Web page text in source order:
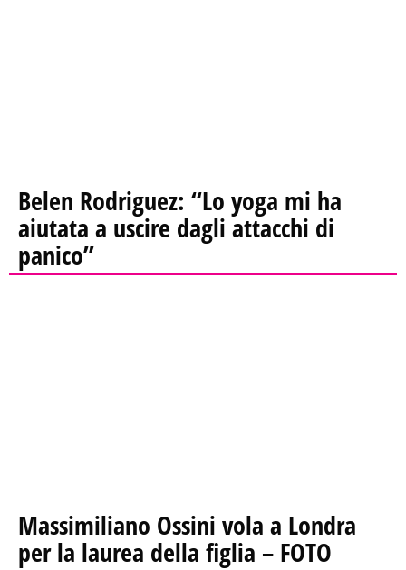
Belen Rodriguez: “Lo yoga mi ha
aiutata a uscire dagli attacchi di
panico”
Massimiliano Ossini vola a Londra
per la laurea della figlia – FOTO